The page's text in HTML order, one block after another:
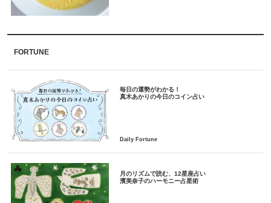
FORTUNE
毎日の運勢がわかる！
月のリズムで読む、12星座占い